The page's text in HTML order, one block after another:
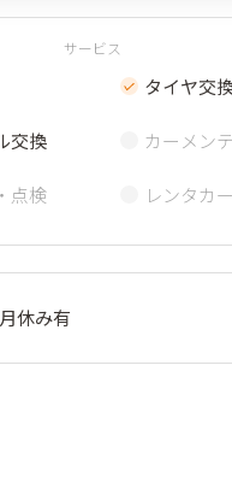
サービス
交換
点検
タイヤ交
カーメン
レンタカー
休み有